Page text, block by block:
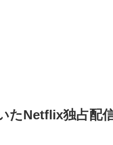
たNetflix独占配